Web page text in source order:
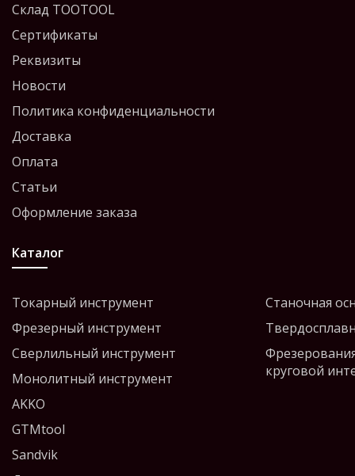
Склад TOOTOOL
Сертификаты
Реквизиты
Новости
Политика конфиденциальности
Доставка
Оплата
Статьи
Оформление заказа
Каталог
Токарный инструмент
Фрезерный инструмент
Сверлильный инструмент
Монолитный инструмент
AKKO
GTMtool
Sandvik
Станочная
круговой